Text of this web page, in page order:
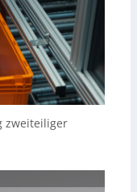
zweiteiliger